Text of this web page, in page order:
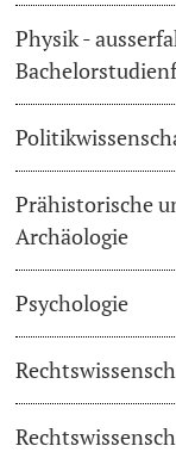
Physik -
Prähistorische
Archäologie
Psychologie